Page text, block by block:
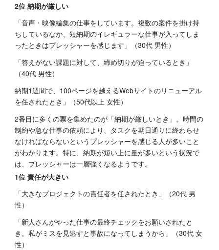
2位 納期が厳しい
「音声・映像編集の仕事をしています。複数の案件を掛け持
ちしているなか、短納期のイレギュラーな仕事が入ってしま
ったときはプレッシャーを感じます」（30代 男性）
「答えがない課題に対して、締め切りが迫っているとき」
（40代 男性）
納期1週間で、100ページを越えるWebサイトのリニューアル
を任されたとき」（50代以上 女性）
2番目に多くの票を集めたのが「納期が厳しいとき」。時間の
制約や急な仕事の依頼により、タスクを期日通りに終わらせ
なければならないというプレッシャーを感じる人が多いこと
がわかります。特に、納期が短い上に量が多いという状況で
は、プレッシャーは一層強くなるようです。
1位 責任が大きい
「大きなプロジェクトの責任者を任されたとき」（20代 男
性）
「新人さんがやった仕事の最終チェックをお願いされたと
き。私がミスを見逃すと事故になってしまうから」（30代 女
性）